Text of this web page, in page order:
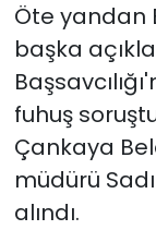
Öte yandan
başka
fuhuş
Çankaya
müdürü
alındı.